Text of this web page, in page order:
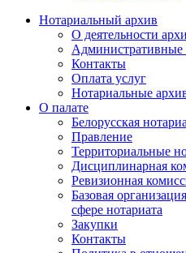
Нотариальный архив
О деятельности
Административные
Контакты
Оплата услуг
Нотариальные
О палате
Белорусская
Правление
Территориальные
Дисциплинарная
Ревизионная
Базовая
сфере нотариата
Закупки
Контакты